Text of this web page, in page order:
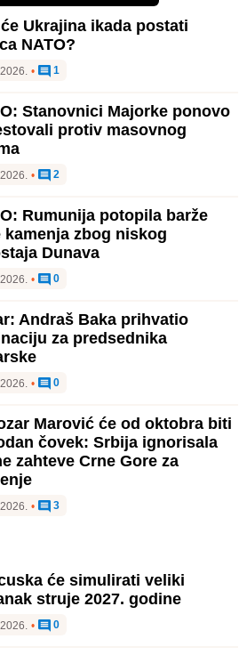
Ukrajina ikada postati
NATO?
• 1
Stanovnici Majorke ponovo
protiv masovnog
• 2
Rumunija potopila barže
kamenja zbog niskog
Dunava
• 0
Andraš Baka prihvatio
za predsednika
• 0
Marović će od oktobra biti
čovek: Srbija ignorisala
zahteve Crne Gore za
• 3
će simulirati veliki
struje 2027. godine
• 0